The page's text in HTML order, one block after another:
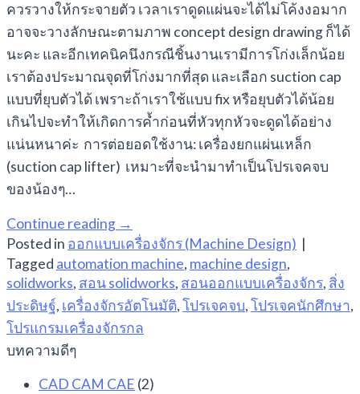
ควรวางให้กระจายตัว เวลาเราดูดแผ่นจะได้ไม่โค้งงอมาก
อาจจะวางลักษณะตามภาพ concept design drawing ก็ได้
นะคะ และอีกเทคนิคนึงกรณีชิ้นงานเรามีการโก่งเล็กน้อย
เราต้องประมาณจุดที่โก่งมากที่สุด และเลือก suction cap
แบบที่ยุบตัวได้ เพราะถ้าเราใช้แบบ fix หรือยุบตัวได้น้อย
เกินไปจะทำให้เกิดการค้ำก่อนที่หัวทุกหัวจะดูดได้อย่าง
แน่นหนาค่ะ การต่อยอดใช้งาน: เครื่องยกแผ่นเหล็ก
(suction cap lifter) เหมาะที่จะนำมาทำเป็นโปรเจคจบ
ของน้องๆ…
Continue reading →
Posted in ออกแบบเครื่องจักร (Machine Design) |
Tagged automation machine, machine design,
solidworks, สอน solidworks, สอนออกแบบเครื่องจักร, สิ่ง
ประดิษฐ์, เครื่องจักรอัตโนมัติ,โปรเจคจบ,โปรเจคนักศึกษา,
โปรแกรมเครื่องจักรกล
บทความดีๆ
CAD CAM CAE (2)